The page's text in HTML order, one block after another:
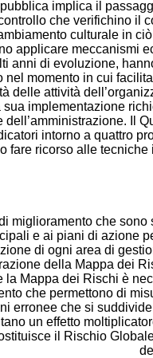
implica il
che verifichino il
culturale in
applicare meccanismi
anni di evoluzione,
momento in cui
delle attività
implementazione
dell’amministrazione. Il
intorno a quattro
fare ricorso alle
miglioramento che
e ai piani di azione
di ogni area di
della Mappa dei
Mappa dei Rischi è
che permettono di
erronee che si
un effetto
il Rischio